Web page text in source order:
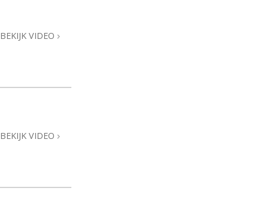
Feitenonderzoek
De Grondslagen van Public Relations
BEKIJK VIDEO
BEKIJK VIDEO